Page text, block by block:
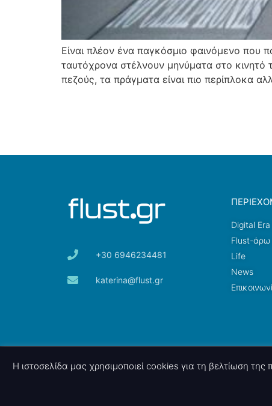
Είναι πλέον ένα παγκόσμιο φαινόμενο που
ταυτόχρονα στέλνουν μηνύματα στο κινητό
πεζούς, τα πράγματα είναι πιο περίπλοκα
+30 6946234481
katerina@flust.gr
Digital Era
Flust-άρω
Life
News
© 2026 nettings, ltd. All rights reserved.
Η ιστοσελίδα μας χρησιμοποιεί cookies για τη βελτίωση